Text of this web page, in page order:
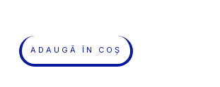
ADAUGĂ ÎN COȘ